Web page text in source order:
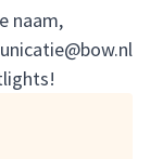
naam,